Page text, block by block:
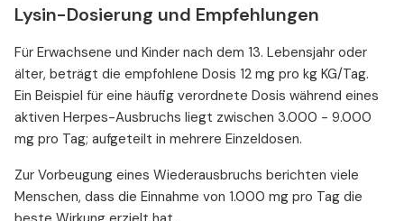
Lysin-Dosierung und Empfehlungen
Für Erwachsene und Kinder nach dem 13. Lebensjahr oder
älter, beträgt die empfohlene Dosis 12 mg pro kg KG/Tag.
Ein Beispiel für eine häufig verordnete Dosis während eines
aktiven Herpes-Ausbruchs liegt zwischen 3.000 - 9.000
mg pro Tag; aufgeteilt in mehrere Einzeldosen.
Zur Vorbeugung eines Wiederausbruchs berichten viele
Menschen, dass die Einnahme von 1.000 mg pro Tag die